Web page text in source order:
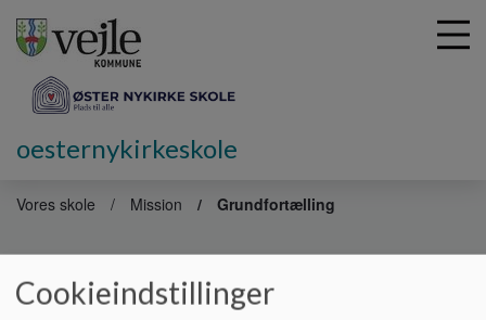
oesternykirkeskole
Vores skole Mission Grundfortælling
Cookieindstillinger